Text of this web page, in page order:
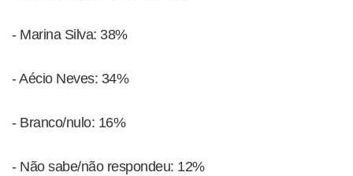
- Marina Silva: 38%
- Aécio Neves: 34%
- Branco/nulo: 16%
- Não sabe/não respondeu: 12%